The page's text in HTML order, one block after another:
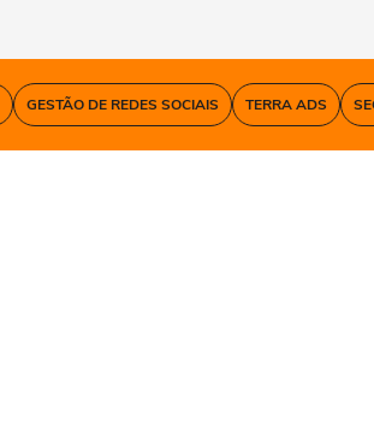
GESTÃO DE REDES SOCIAIS TERRA ADS